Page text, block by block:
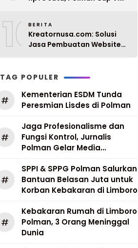
10BERITA
Kreatornusa.com: Solusi
Jasa Pembuatan Website
TAG POPULER
#
Kementerian ESDM Tunda
Peresmian Lisdes di Polman
#
Jaga Profesionalisme dan
Fungsi Kontrol, Jurnalis
Polman Gelar Media
#
SPPI & SPPG Polman Salurkan
Bantuan Belasan Juta untuk
Korban Kebakaran di Limboro
#
Kebakaran Rumah di Limboro
Polman, 3 Orang Meninggal
Dunia